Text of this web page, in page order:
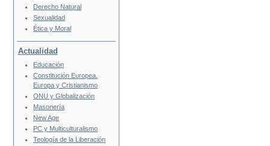
Derecho Natural
Sexualidad
Ética y Moral
Actualidad
Educación
Constitución Europea.
Europa y Cristianismo
ONU y Globalización
Masonería
New Age
PC y Multiculturalismo
Teología de la Liberación